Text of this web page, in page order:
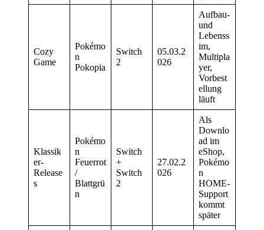
Cozy
Game
Pokémo
n
Pokopia
Switch
2
05.03.2
026
Aufbau-
und
Lebenss
im,
Multipla
yer,
Vorbest
ellung
läuft
Klassik
er-
Release
s
Pokémo
n
Feuerrot
/
Blattgrü
n
Switch
+
Switch
2
27.02.2
026
Als
Downlo
ad im
eShop,
Pokémo
n
HOME-
Support
kommt
später